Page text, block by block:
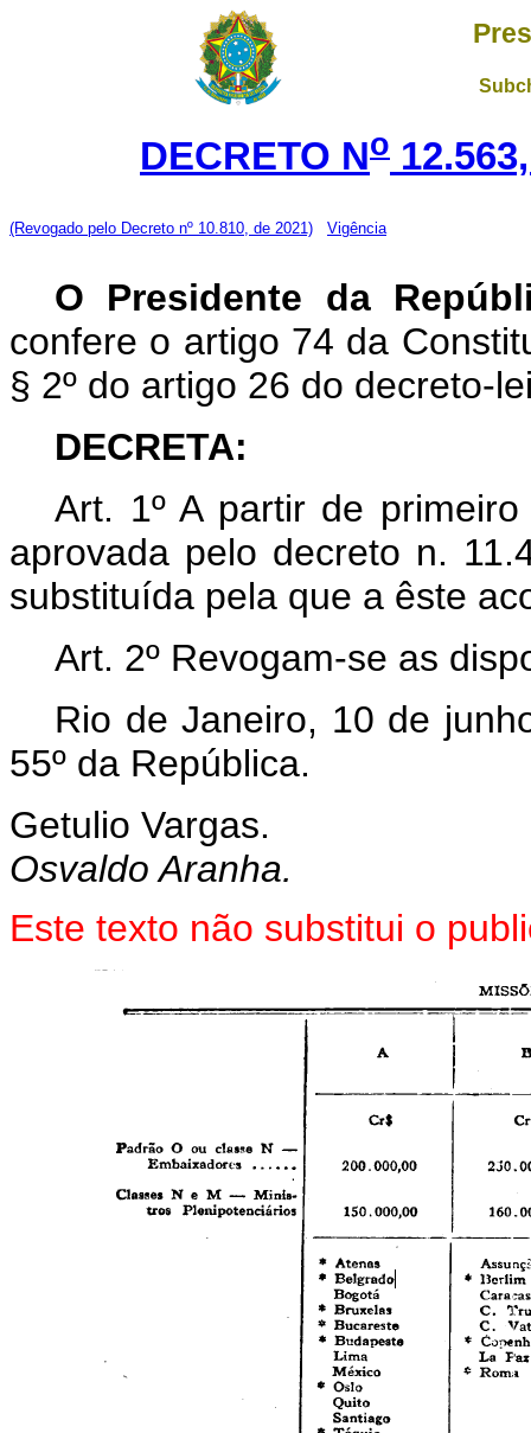
DECRETO No
(Revogado pelo Decreto nº 10.810, de 2021) Vigência
O Presidente da
confere o artigo 74 da
§ 2º do artigo 26 do decreto-
DECRETA:
Art. 1º A partir de
aprovada pelo decreto n.
substituída pela que a êste
Art. 2º Revogam-se as
Rio de Janeiro, 10 de
55º da República.
Getulio Vargas.
Osvaldo Aranha.
Este texto não substitui o